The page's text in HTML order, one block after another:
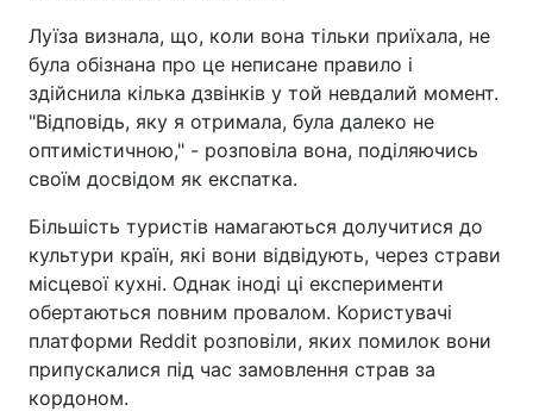
Луїза визнала, що, коли вона тільки приїхала, не
була обізнана про це неписане правило і
здійснила кілька дзвінків у той невдалий момент.
"Відповідь, яку я отримала, була далеко не
оптимістичною," - розповіла вона, поділяючись
своїм досвідом як експатка.
Більшість туристів намагаються долучитися до
культури країн, які вони відвідують, через страви
місцевої кухні. Однак іноді ці експерименти
обертаються повним провалом. Користувачі
платформи Reddit розповіли, яких помилок вони
припускалися під час замовлення страв за
кордоном.